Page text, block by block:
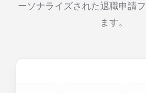
ーソナライズされた退職申請
ます。